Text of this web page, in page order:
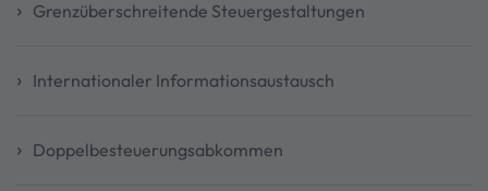
Grenzüberschreitende Steuergestaltungen
Internationaler Informationsaustausch
Doppelbesteuerungsabkommen